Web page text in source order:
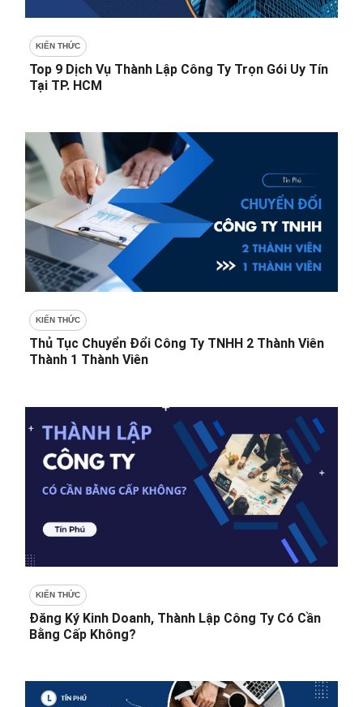
KIẾN THỨC
Top 9 Dịch Vụ Thành Lập Công Ty Trọn Gói Uy Tín
Tại TP. HCM
KIẾN THỨC
Thủ Tục Chuyển Đổi Công Ty TNHH 2 Thành Viên
Thành 1 Thành Viên
KIẾN THỨC
Đăng Ký Kinh Doanh, Thành Lập Công Ty Có Cần
Bằng Cấp Không?